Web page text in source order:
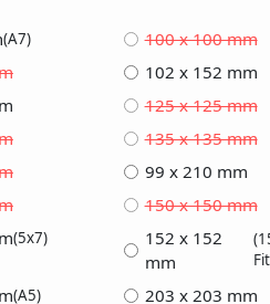
(A7)
100 x 100 mm
102 x 152 mm
125 x 125 mm
135 x 135 mm
99 x 210 mm
150 x 150 mm
(5x7)
152 x 152
mm
(A5)
203 x 203 mm